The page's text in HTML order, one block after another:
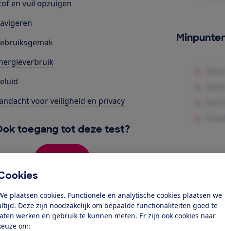
plaatsen cookies. Functionele en analytische cookies plaatsen we
Deze zijn noodzakelijk om bepaalde functionaliteiten goed te
werken en gebruik te kunnen meten. Er zijn ook cookies naar
om:
en vuil opzuigen
voor veiligheid en privacy
toegang tot deze test?